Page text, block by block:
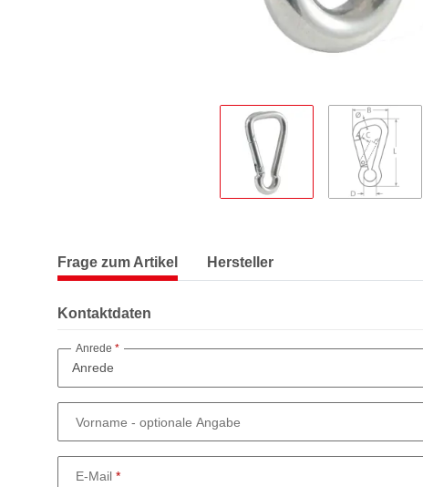
Frage zum Artikel Hersteller
Kontaktdaten
Anrede
Vorname - optionale Angabe
E-Mail